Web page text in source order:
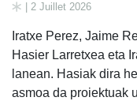
| 2 Juillet 2026
Iratxe Perez, Jaime
Hasier Larretxea eta
lanean. Hasiak dira
asmoa da proiektuak